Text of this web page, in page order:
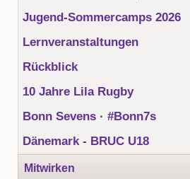
Jugend-Sommercamps 2026
Lernveranstaltungen
Rückblick
10 Jahre Lila Rugby
Bonn Sevens · #Bonn7s
Dänemark - BRUC U18
Mitwirken